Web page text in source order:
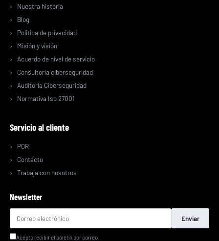
Nuestra historia
Blog
Politica de privacidad
Misión y visión
Acuerdo de nivel de servicio
Consultoría ciberseguridad
Auditoría Ciberseguridad
Normativa Iso 27001
Servicio al cliente
PQR
Contácto
Trabaja con nosotros
Newsletter
Enviar
Acepto recibir el boletín por correo.